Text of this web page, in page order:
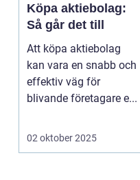
Köpa aktiebolag:
Så går det till
Att köpa aktiebolag
kan vara en snabb och
effektiv väg för
blivande företagare e...
02 oktober 2025